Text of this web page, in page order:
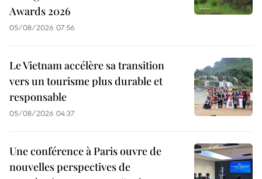
Awards 2026
05/08/2026 07:56
Le Vietnam accélère sa transition
vers un tourisme plus durable et
responsable
05/08/2026 04:37
Une conférence à Paris ouvre de
nouvelles perspectives de